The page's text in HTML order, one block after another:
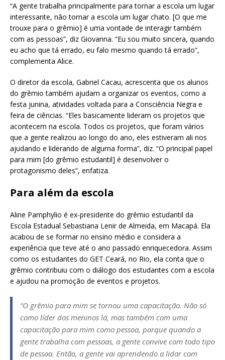
“A gente trabalha principalmente para tornar a escola um lugar
interessante, não tornar a escola um lugar chato. [O que me
trouxe para o grêmio] é uma vontade de interagir também
com as pessoas”, diz Giovanna. “Eu sou muito sincera, quando
eu acho que tá errado, eu falo mesmo quando tá errado”,
complementa Alice.
O diretor da escola, Gabriel Cacau, acrescenta que os alunos
do grêmio também ajudam a organizar os eventos, como a
festa junina, atividades voltada para a Consciência Negra e
feira de ciências. “Eles basicamente lideram os projetos que
acontecem na escola. Todos os projetos, que foram vários
que a gente realizou ao longo do ano, eles estiveram ali nos
ajudando e liderando de alguma forma”, diz. “O principal papel
para mim [do grêmio estudantil] é desenvolver o
protagonismo deles”, enfatiza.
Para além da escola
Aline Pamphylio é ex-presidente do grêmio estudantil da
Escola Estadual Sebastiana Lenir de Almeida, em Macapá. Ela
acabou de se formar no ensino médio e considera a
experiência que teve até o ano passado enriquecedora. Assim
como os estudantes do GET Ceará, no Rio, ela conta que o
grêmio contribuiu com o diálogo dos estudantes com a escola
e ajudou na promoção de eventos e projetos.
“O grêmio para mim se tornou uma capacitação. Não só
como líder dos meninos lá, mas também com uma
capacitação para mim como pessoa, porque quando a
gente trabalha com pessoas, a gente convive com todo tipo
de pessoa. Então, a gente vai aprendendo a lidar com